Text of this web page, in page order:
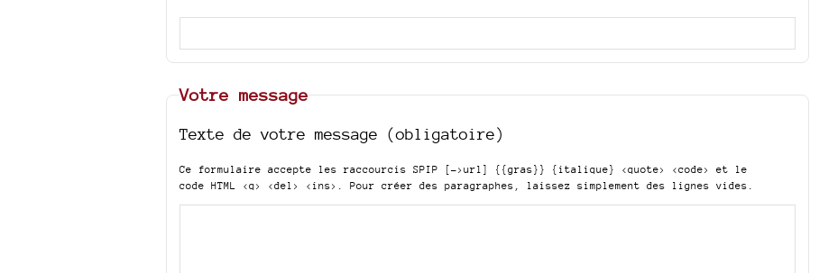
Votre message
Texte de votre message (obligatoire)
Ce formulaire accepte les raccourcis SPIP [->url] {{gras}} {italique} <quote> <code>
et le
code HTML <q> <del> <ins> . Pour créer des paragraphes, laissez simplement des lignes vides.